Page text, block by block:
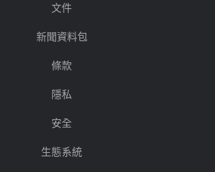
文件
新聞資料包
條款
隱私
安全
生態系統